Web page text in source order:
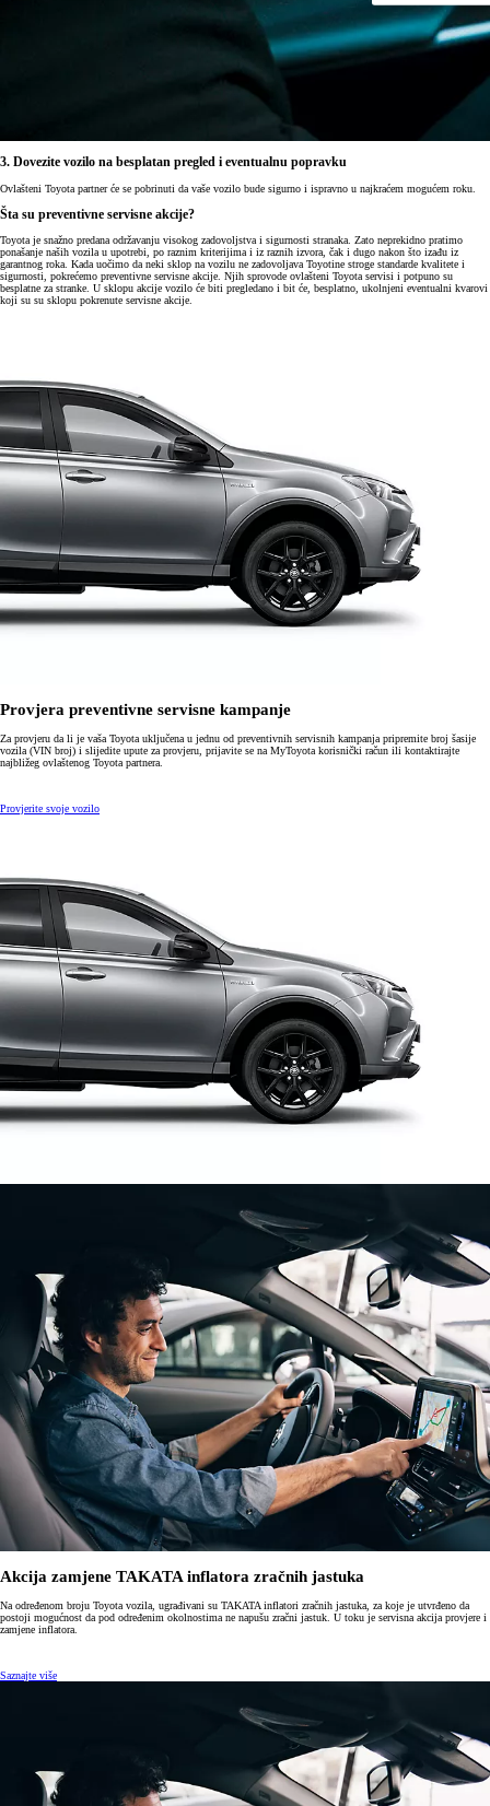
3. Dovezite vozilo na besplatan pregled i eventualnu popravku
Ovlašteni Toyota partner će se pobrinuti da vaše vozilo bude sigurno i ispravno u najkraćem mogućem roku.
Šta su preventivne servisne akcije?
Toyota je snažno predana održavanju visokog zadovoljstva i sigurnosti stranaka. Zato neprekidno pratimo
ponašanje naših vozila u upotrebi, po raznim kriterijima i iz raznih izvora, čak i dugo nakon što izađu iz
garantnog roka. Kada uočimo da neki sklop na vozilu ne zadovoljava Toyotine stroge standarde kvalitete i
sigurnosti, pokrećemo preventivne servisne akcije. Njih sprovode ovlašteni Toyota servisi i potpuno su
besplatne za stranke. U sklopu akcije vozilo će biti pregledano i bit će, besplatno, ukolnjeni eventualni kvarovi
koji su su sklopu pokrenute servisne akcije.
Provjera preventivne servisne kampanje
Za provjeru da li je vaša Toyota uključena u jednu od preventivnih servisnih kampanja pripremite broj šasije
vozila (VIN broj) i slijedite upute za provjeru, prijavite se na MyToyota korisnički račun ili kontaktirajte
najbližeg ovlaštenog Toyota partnera.
Provjerite svoje vozilo
Akcija zamjene TAKATA inflatora zračnih jastuka
Na određenom broju Toyota vozila, ugrađivani su TAKATA inflatori zračnih jastuka, za koje je utvrđeno da
postoji mogućnost da pod određenim okolnostima ne napušu zračni jastuk. U toku je servisna akcija provjere i
zamjene inflatora.
Saznajte više